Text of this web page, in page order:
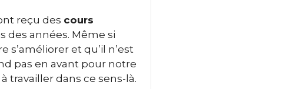
reçu des cours
des années. Même si
s’améliorer et qu’il n’est
pas en avant pour notre
travailler dans ce sens-là.